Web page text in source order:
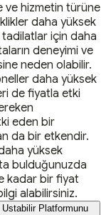
ve hizmetin türüne
daha yüksek
için daha
deneyimi ve
neden olabilir.
daha yüksek
de fiyatla etki
eden bir
da bir etkendir.
yüksek
bulduğunuzda
kadar bir fiyat
alabilirsiniz.
Ustabilir Platformunu